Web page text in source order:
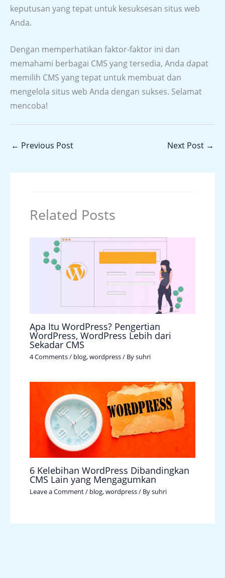
keputusan yang tepat untuk kesuksesan situs web
Anda.
Dengan memperhatikan faktor-faktor ini dan
memahami berbagai CMS yang tersedia, Anda dapat
memilih CMS yang tepat untuk membuat dan
mengelola situs web Anda dengan sukses. Selamat
mencoba!
← Previous Post Next Post →
Related Posts
Apa Itu WordPress? Pengertian
WordPress, WordPress Lebih dari
Sekadar CMS
4 Comments/ blog,wordpress/ Bysuhri
6 Kelebihan WordPress Dibandingkan
CMS Lain yang Mengagumkan
Leave a Comment/ blog,wordpress/ Bysuhri